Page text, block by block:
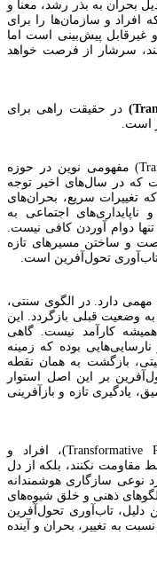
بحران به بذر رشد، معنا و
افراد و سازمان‌ها را برای
و غیرقابل پیش‌بینی است اما
سرشار از فرصت خواهد
در حقیقت راهی برای
است.
تاب‌آوری تحول‌آفرین (Transformative Resilience) مفهومی نوین در حوزه
که در سال‌های اخیر توجه
تغییرات سریع، بحران‌های
ناپایداری‌های اجتماعی به
دوام آوردن کافی نیست.
و ساختن مسیرهای تازه
تحول‌آفرین است.
دارد. در الگوی سنتی،
وضعیت قبلی بازگردد. این
کارآمد نیست. گاهی
بوده که زمینه
بازگشت به همان نقطه
بر این اصل استوار
یادگیری تازه و بازآفرینی
در مفهوم تاب‌آوری تحول‌آفرین (Transformative Resilience)، افراد و
مقاومت نکنند، بلکه از دل
نوعی سازگاری هوشمندانه
ذهنی و خلق شیوه‌های
تاب‌آوری تحول‌آفرین
به تغییر، بحران و آینده